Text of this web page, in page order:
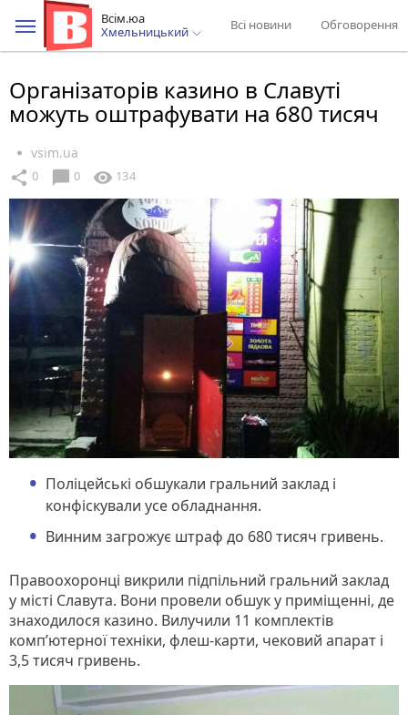
Всім.юа
Хмельницький
Всі новини Обговорення
Організаторів казино в Славуті
можуть оштрафувати на 680 тисяч
vsim.ua
share 0 chat_bubble 0 visibility 134
Поліцейські обшукали гральний заклад і
конфіскували усе обладнання.
Винним загрожує штраф до 680 тисяч гривень.
Правоохоронці викрили підпільний гральний заклад
у місті Славута. Вони провели обшук у приміщенні, де
знаходилося казино. Вилучили 11 комплектів
комп’ютерної техніки, флеш-карти, чековий апарат і
3,5 тисяч гривень.